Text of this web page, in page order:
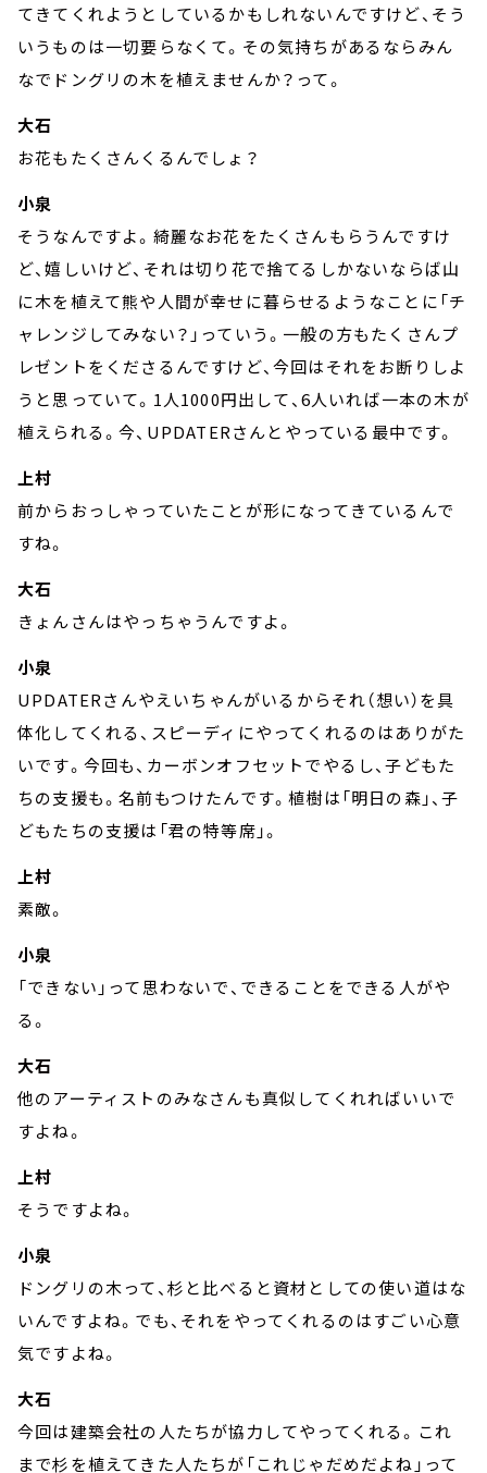
てきてくれようとしているかもしれないんですけど、そう
いうものは一切要らなくて。その気持ちがあるならみん
なでドングリの木を植えませんか？って。
大石
お花もたくさんくるんでしょ？
小泉
そうなんですよ。綺麗なお花をたくさんもらうんですけ
ど、嬉しいけど、それは切り花で捨てるしかないならば山
に木を植えて熊や人間が幸せに暮らせるようなことに「チ
ャレンジしてみない？」っていう。一般の方もたくさんプ
レゼントをくださるんですけど、今回はそれをお断りしよ
うと思っていて。1人1000円出して、6人いれば一本の木が
植えられる。今、UPDATERさんとやっている最中です。
上村
前からおっしゃっていたことが形になってきているんで
すね。
大石
きょんさんはやっちゃうんですよ。
小泉
UPDATERさんやえいちゃんがいるからそれ（想い）を具
体化してくれる、スピーディにやってくれるのはありがた
いです。今回も、カーボンオフセットでやるし、子どもた
ちの支援も。名前もつけたんです。植樹は「明日の森」、子
どもたちの支援は「君の特等席」。
上村
素敵。
小泉
「できない」って思わないで、できることをできる人がや
る。
大石
他のアーティストのみなさんも真似してくれればいいで
すよね。
上村
そうですよね。
小泉
ドングリの木って、杉と比べると資材としての使い道はな
いんですよね。でも、それをやってくれるのはすごい心意
気ですよね。
大石
今回は建築会社の人たちが協力してやってくれる。これ
まで杉を植えてきた人たちが「これじゃだめだよね」って